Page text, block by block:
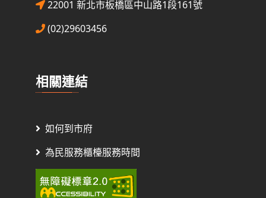
22001 新北市板橋區中山路1段161號
(02)29603456
相關連結
如何到市府
為民服務櫃檯服務時間